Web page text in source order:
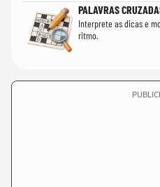
PALAVRAS
Interprete as dicas e
ritmo.